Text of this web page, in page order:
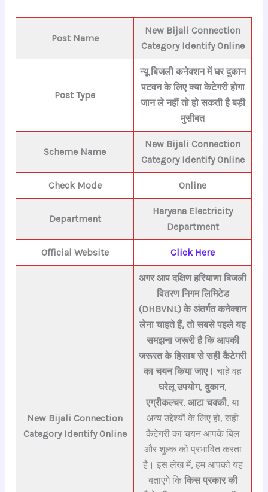
Post Name
New Bijali Connection
Category Identify Online
Post Type
न्यू बिजली कनेक्शन में घर दुकान
पटवन के लिए क्या केटेगरी होगा
जान ले नहीं तो हो सकती है बड़ी
मुसीबत
Scheme Name
New Bijali Connection
Category Identify Online
Check Mode Online
Department
Haryana Electricity
Department
Official Website Click Here
New Bijali Connection
Category Identify Online
अगर आप दक्षिण हरियाणा बिजली
वितरण निगम लिमिटेड
(DHBVNL) के अंतर्गत कनेक्शन
लेना चाहते हैं, तो सबसे पहले यह
समझना जरूरी है कि आपकी
जरूरत के हिसाब से सही कैटेगरी
का चयन किया जाए। चाहे वह
घरेलू उपयोग,दुकान,
एग्रीकल्चर,आटा चक्की, या
अन्य उद्देश्यों के लिए हो, सही
कैटेगरी का चयन आपके बिल
और शुल्क को प्रभावित करता
है। इस लेख में, हम आपको यह
बताएंगे कि किस प्रकार की